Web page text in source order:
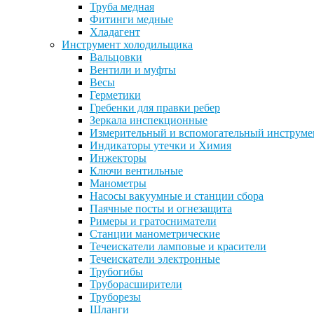
Труба медная
Фитинги медные
Хладагент
Инструмент холодильщика
Вальцовки
Вентили и муфты
Весы
Герметики
Гребенки для правки ребер
Зеркала инспекционные
Измерительный и вспомогательный
Индикаторы утечки и Химия
Инжекторы
Ключи вентильные
Манометры
Насосы вакуумные и станции сбора
Паячные посты и огнезащита
Римеры и гратосниматели
Станции манометрические
Течеискатели ламповые и красители
Течеискатели электронные
Трубогибы
Труборасширители
Труборезы
Шланги